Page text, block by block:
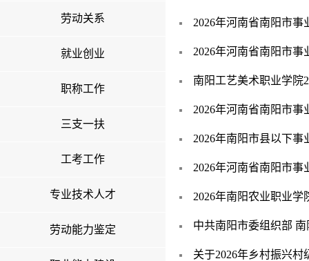
劳动关系
就业创业
职称工作
三支一扶
工考工作
专业技术人才
劳动能力鉴定
2026年河南省南阳市
2026年河南省南阳市
南阳工艺美术职业学院
2026年河南省南阳市
2026年南阳市县以下
2026年河南省南阳市
2026年南阳农业职业
中共南阳市委组织部
关于2026年乡村振兴